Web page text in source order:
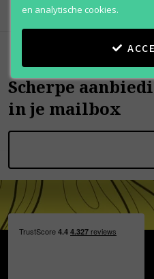
Scherpe
in je mailbox
en analytische cookies.